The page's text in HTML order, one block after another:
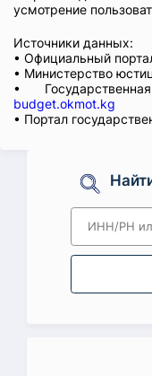
усмотрение
Источники данных:
• Официальный
• Министерство
•
budget.okmot.kg
• Портал